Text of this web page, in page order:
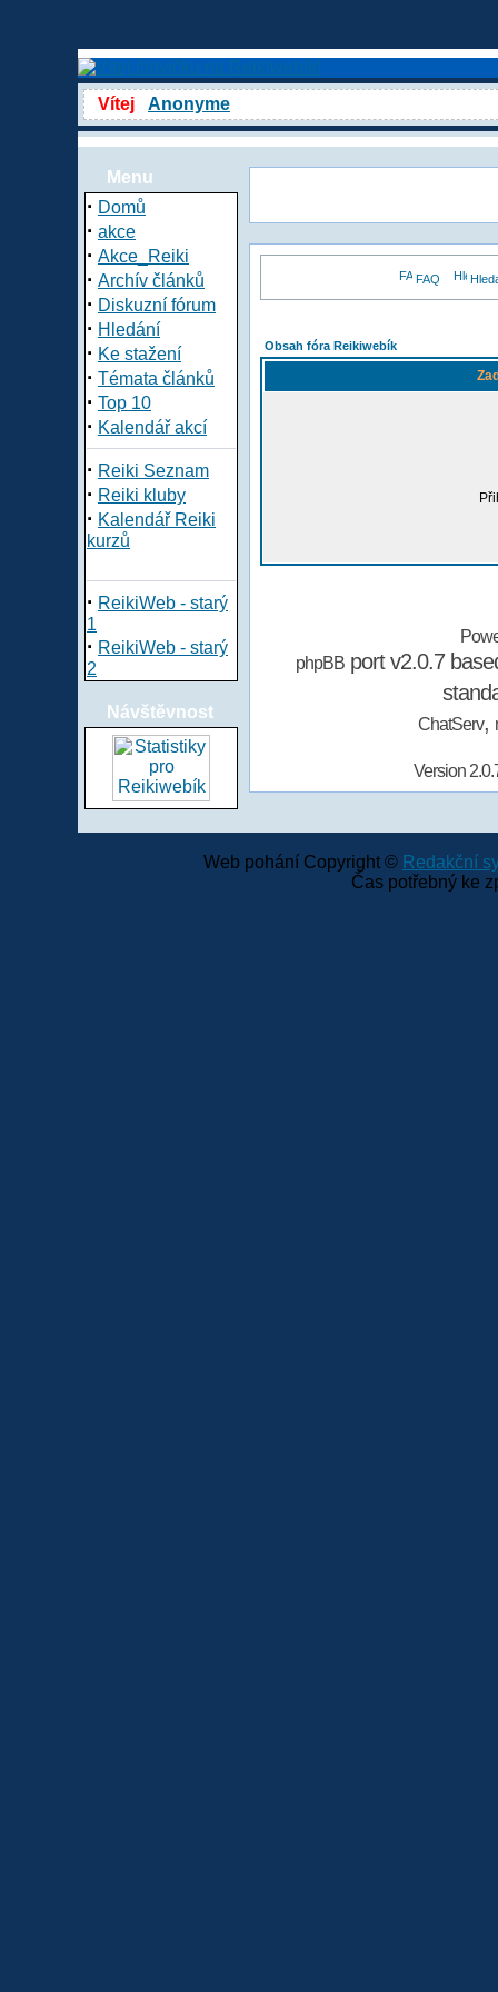
Vítej Anonyme
Menu
· Domů
· akce
· Akce_Reiki
· Archív článků
· Diskuzní fórum
· Hledání
· Ke stažení
· Témata článků
· Top 10
· Kalendář akcí
· Reiki Seznam
· Reiki kluby
· Kalendář Reiki
kurzů
· ReikiWeb - starý
1
· ReikiWeb - starý
2
Návštěvnost
FAQ
Obsah fóra Reikiwebík
phpBBport v2.0.7
ChatServ,
Version
Web pohání Copyright © Redakční
Čas potřebný ke